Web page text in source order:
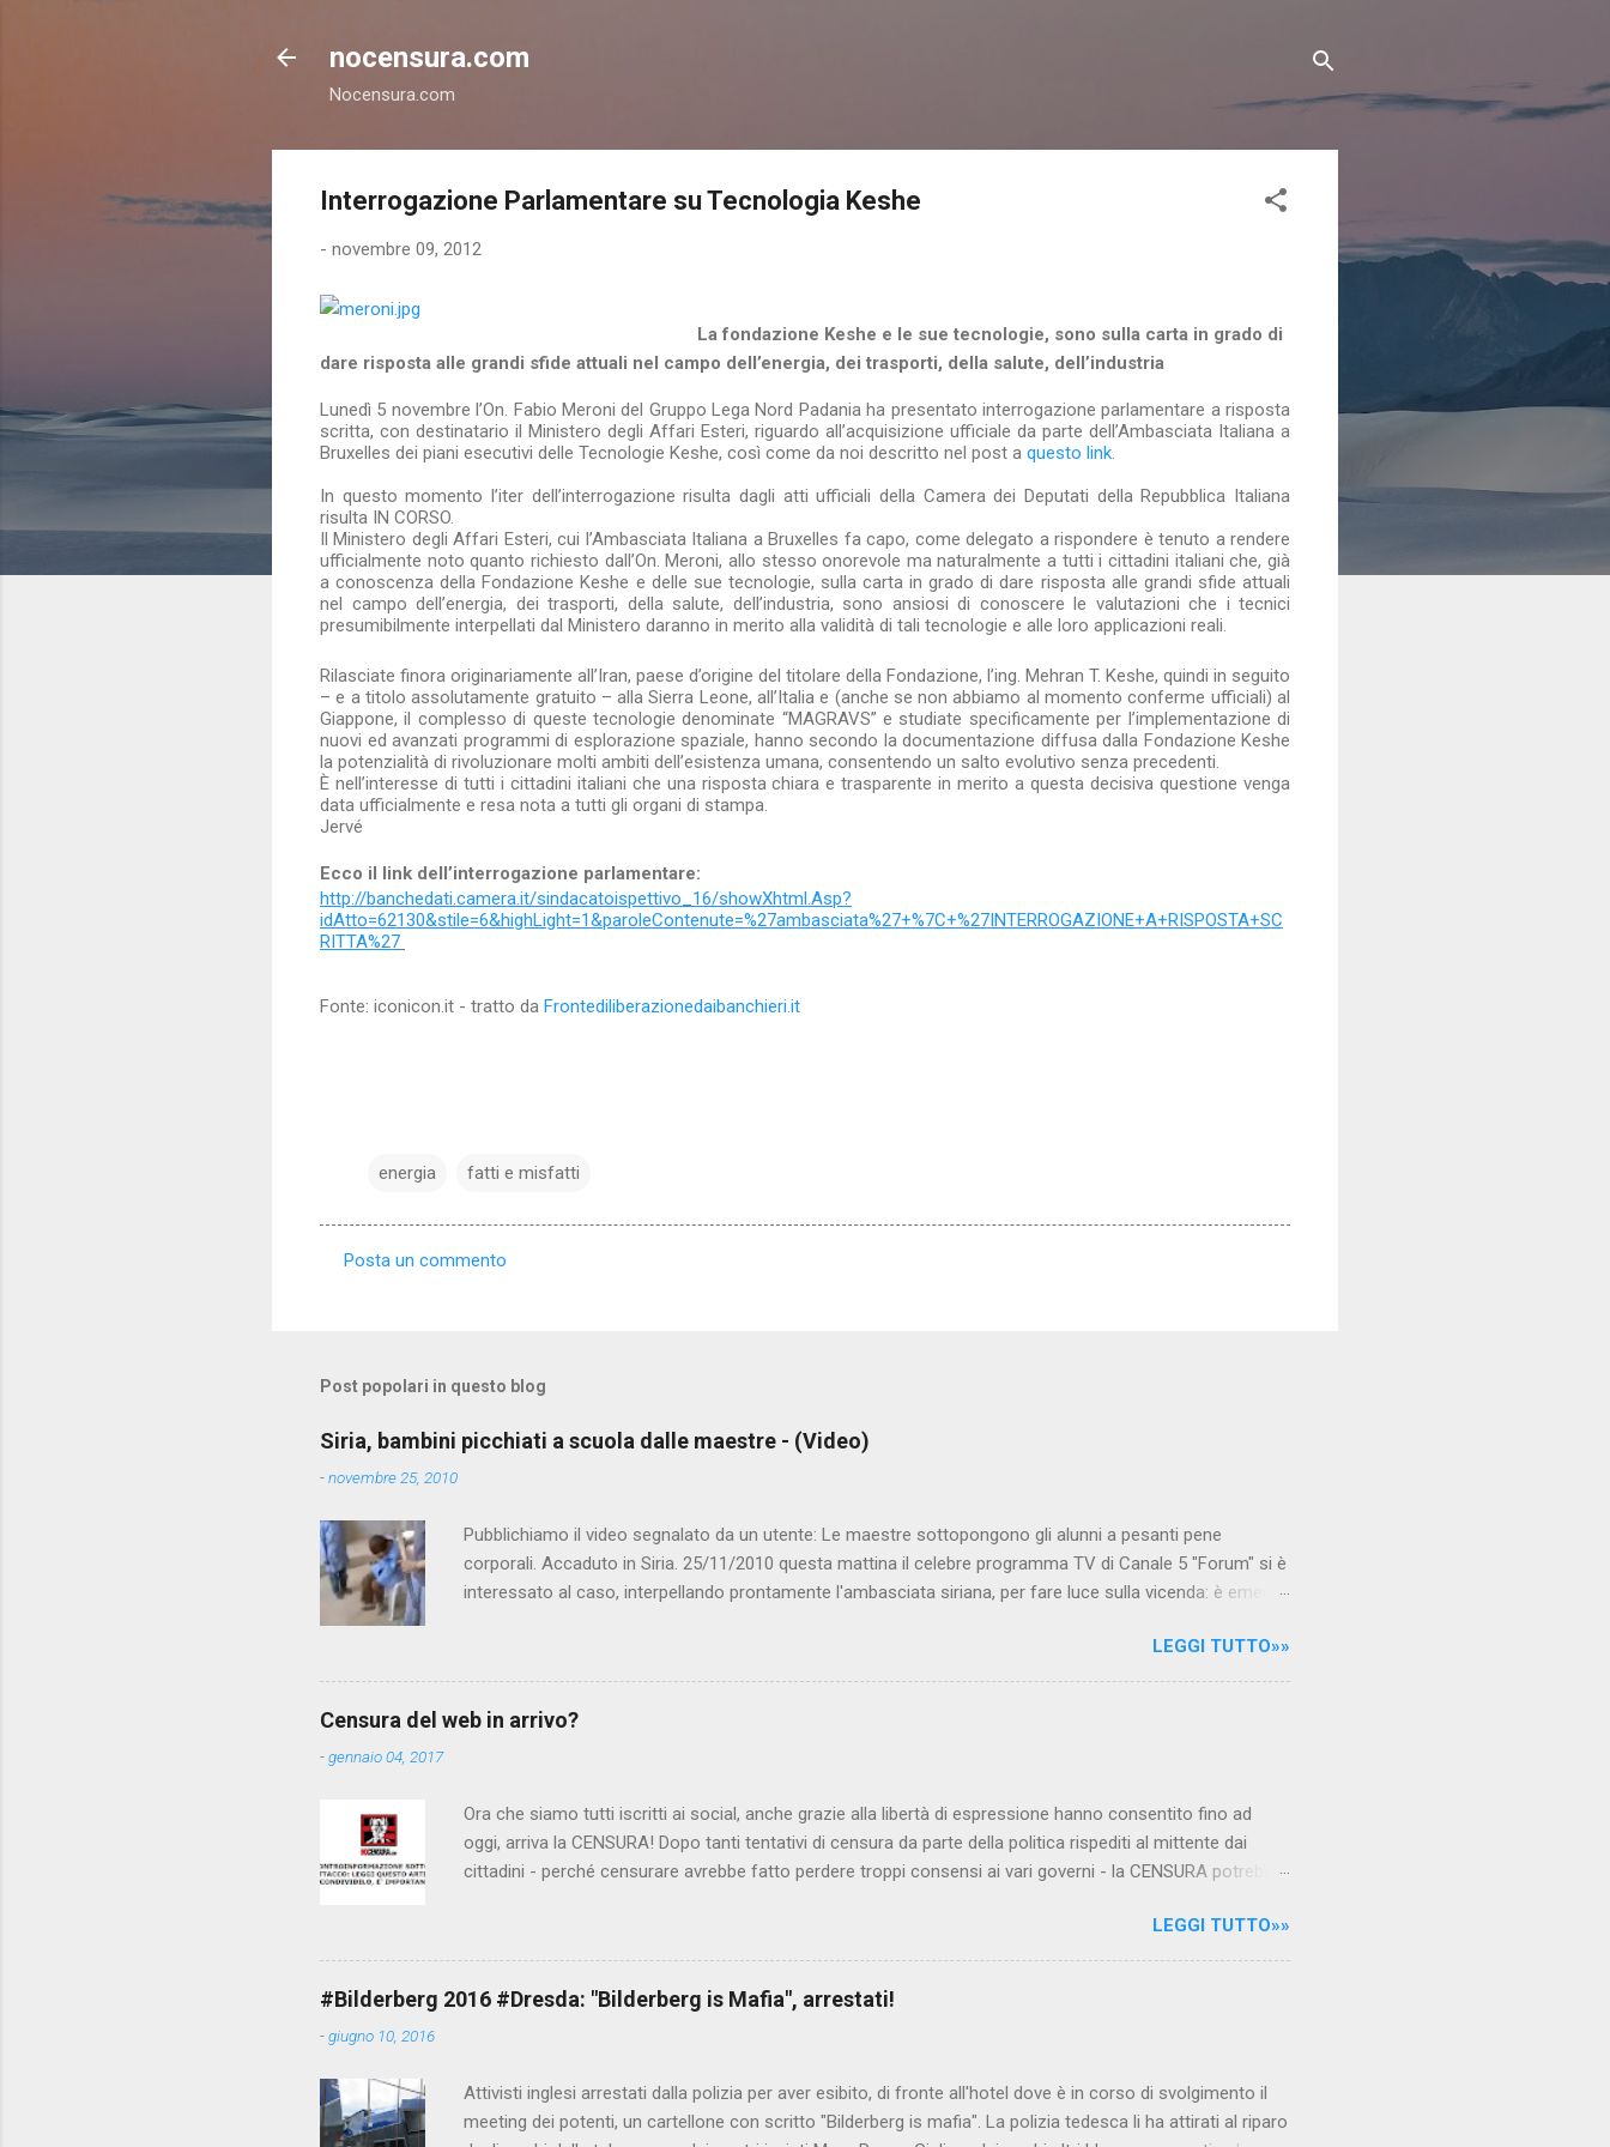
nocensura.com
Nocensura.com
Interrogazione Parlamentare su Tecnologia Keshe
- novembre 09, 2012
La fondazione Keshe e le sue tecnologie, sono sulla carta in grado di
dare risposta alle grandi sfide attuali nel campo dell’energia, dei trasporti, della salute, dell’industria
Lunedì 5 novembre l’On. Fabio Meroni del Gruppo Lega Nord Padania ha presentato interrogazione parlamentare a risposta
scritta, con destinatario il Ministero degli Affari Esteri, riguardo all’acquisizione ufficiale da parte dell’Ambasciata Italiana a
Bruxelles dei piani esecutivi delle Tecnologie Keshe, così come da noi descritto nel post a questo link
In questo momento l’iter dell’interrogazione risulta dagli atti ufficiali della Camera dei Deputati della Repubblica Italiana
risulta IN CORSO.
Il Ministero degli Affari Esteri, cui l’Ambasciata Italiana a Bruxelles fa capo, come delegato a rispondere è tenuto a rendere
ufficialmente noto quanto richiesto dall’On. Meroni, allo stesso onorevole ma naturalmente a tutti i cittadini italiani che, già
a conoscenza della Fondazione Keshe e delle sue tecnologie, sulla carta in grado di dare risposta alle grandi sfide attuali
nel campo dell’energia, dei trasporti, della salute, dell’industria, sono ansiosi di conoscere le valutazioni che i tecnici
presumibilmente interpellati dal Ministero daranno in merito alla validità di tali tecnologie e alle loro applicazioni reali.
Rilasciate finora originariamente all’Iran, paese d’origine del titolare della Fondazione, l’ing. Mehran T. Keshe, quindi in seguito
– e a titolo assolutamente gratuito – alla Sierra Leone, all’Italia e (anche se non abbiamo al momento conferme ufficiali) al
Giappone, il complesso di queste tecnologie denominate “MAGRAVS” e studiate specificamente per l’implementazione di
nuovi ed avanzati programmi di esplorazione spaziale, hanno secondo la documentazione diffusa dalla Fondazione Keshe
la potenzialità di rivoluzionare molti ambiti dell’esistenza umana, consentendo un salto evolutivo senza precedenti.
È nell’interesse di tutti i cittadini italiani che una risposta chiara e trasparente in merito a questa decisiva questione venga
data ufficialmente e resa nota a tutti gli organi di stampa.
Jervé
Ecco il link dell’interrogazione parlamentare:
http://banchedati.camera.it/sindacatoispettivo_16/showXhtml.Asp?
idAtto=62130&stile=6&highLight=1&paroleContenute=%27ambasciata%27+%7C+%27INTERROGAZIONE+A+RISPOSTA+SC
RITTA%27
Fonte: iconicon.it - tratto da Frontediliberazionedaibanchieri.it
energia fatti e misfatti
m
n
t
i
Posta un commento
Post popolari in questo blog
Siria, bambini picchiati a scuola dalle maestre - (Video)
-novembre 25, 2010
Pubblichiamo il video segnalato da un utente: Le maestre sottopongono gli alunni a pesanti pene
corporali. Accaduto in Siria. 25/11/2010 questa mattina il celebre programma TV di Canale 5 "Forum" si è
interessato al caso, interpellando prontamente l'ambasciata siriana, per fare luce sulla vicenda: è emerso
state punite e allontanate dalla scuola. LEGGI IL SERVIZIO . staff nocensura.com Condividi su Facebook
LEGGI TUTTO»»
Censura del web in arrivo?
-gennaio 04, 2017
Ora che siamo tutti iscritti ai social, anche grazie alla libertà di espressione hanno consentito fino ad
oggi, arriva la CENSURA! Dopo tanti tentativi di censura da parte della politica rispediti al mittente dai
cittadini - perché censurare avrebbe fatto perdere troppi consensi ai vari governi - la CENSURA potrebbe
AGCM (da non confondere con AGCOM) tra l'altro il momento è proprizio perché al governo non c'è più
Matteo Renzi ma il buon Renziloni , controfigura di Renzi messo li per mettere la faccia su quelle misure
che per l'ex sindaco di Firenze sarebbero state sconvenienti , dai miliardi da sborsare per le banche allo
sdoganamento della censura del web. Renzi è tornato a casa, a farsi riprendere mentre fa la spesa come
LEGGI TUTTO»»
#Bilderberg 2016 #Dresda: "Bilderberg is Mafia", arrestati!
-giugno 10, 2016
Attivisti inglesi arrestati dalla polizia per aver esibito, di fronte all'hotel dove è in corso di svolgimento il
meeting dei potenti, un cartellone con scritto "Bilderberg is mafia". La polizia tedesca li ha attirati al riparo